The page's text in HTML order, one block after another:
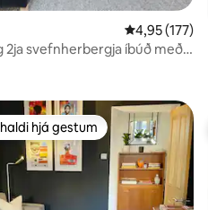
31 umsagnir 4,95 af 5 í
4,95 (177)
2ja svefnherbergja íbúð með
hjá gestum
hjá gestum